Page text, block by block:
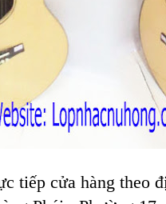
tiếp cửa hàng theo